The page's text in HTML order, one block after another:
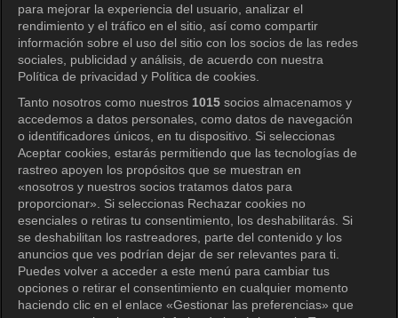
KOCOWA+
Centro de ayuda
Términos de uso
Política de privacidad
Política de privacidad (Europa)
Política de privacidad (Oceanía)
Política de privacidad (Brasil)
para mejorar la experiencia del usuario, analizar el
rendimiento y el tráfico en el sitio, así como compartir
información sobre el uso del sitio con los socios de las redes
sociales, publicidad y análisis, de acuerdo con nuestra
Política de privacidad y Política de cookies.
Tanto nosotros como nuestros 1015 socios almacenamos y
accedemos a datos personales, como datos de navegación
o identificadores únicos, en tu dispositivo. Si seleccionas
Aceptar cookies, estarás permitiendo que las tecnologías de
rastreo apoyen los propósitos que se muestran en
«nosotros y nuestros socios tratamos datos para
proporcionar». Si seleccionas Rechazar cookies no
esenciales o retiras tu consentimiento, los deshabilitarás. Si
se deshabilitan los rastreadores, parte del contenido y los
anuncios que ves podrían dejar de ser relevantes para ti.
Puedes volver a acceder a este menú para cambiar tus
opciones o retirar el consentimiento en cualquier momento
haciendo clic en el enlace «Gestionar las preferencias» que